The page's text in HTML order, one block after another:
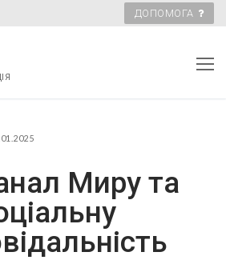
ДОПОМОГА
Миру та